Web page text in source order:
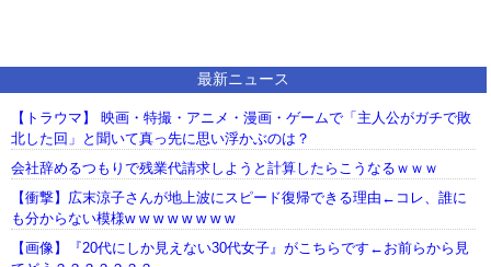
最新ニュース
【トラウマ】 映画・特撮・アニメ・漫画・ゲームで「主人公がガチで敗
北した回」と聞いて真っ先に思い浮かぶのは？
会社辞めるつもりで残業代請求しようと計算したらこうなるｗｗｗ
【衝撃】広末涼子さんが地上波にスピード復帰できる理由←コレ、誰に
も分からない模様w w w w w w w w
【画像】『20代にしか見えない30代女子』がこちらです←お前らから見